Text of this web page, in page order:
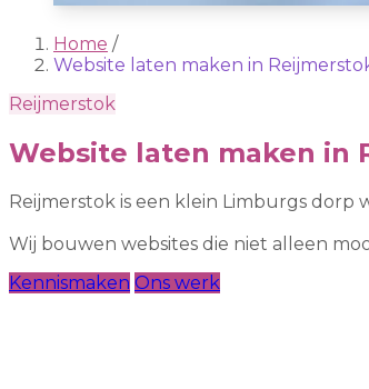
Home /
Website laten maken in
Reijmerstok
Website laten maken in
Reijmerstok is een klein Limburgs dorp
Wij bouwen websites die niet alleen
Kennismaken Ons werk